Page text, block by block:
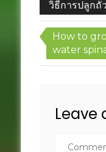
วิธีการปลูกถั่
Post
How to
water
Leave